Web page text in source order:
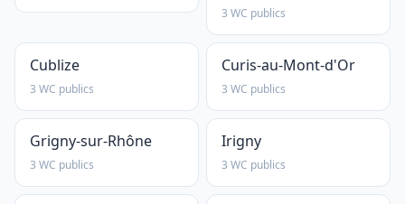
3 WC publics
Cublize
3 WC publics
Curis-au-Mont-d'Or
3 WC publics
Grigny-sur-Rhône
3 WC publics
Irigny
3 WC publics